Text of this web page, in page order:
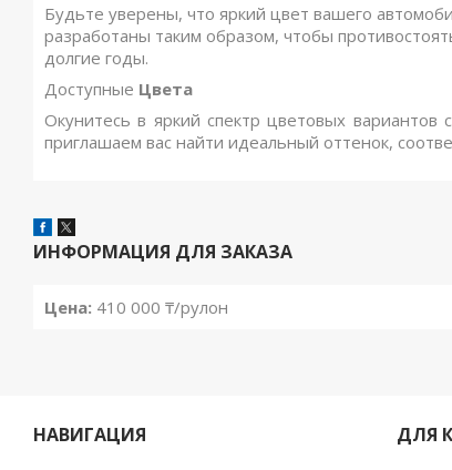
Будьте уверены, что яркий цвет вашего
разработаны таким образом, чтобы
долгие годы.
Доступные Цвета
Окунитесь в яркий спектр цветовых
приглашаем вас найти идеальный оттенок,
ИНФОРМАЦИЯ ДЛЯ ЗАКАЗА
Цена: 410 000 ₸/рулон
НАВИГАЦИЯ ДЛЯ